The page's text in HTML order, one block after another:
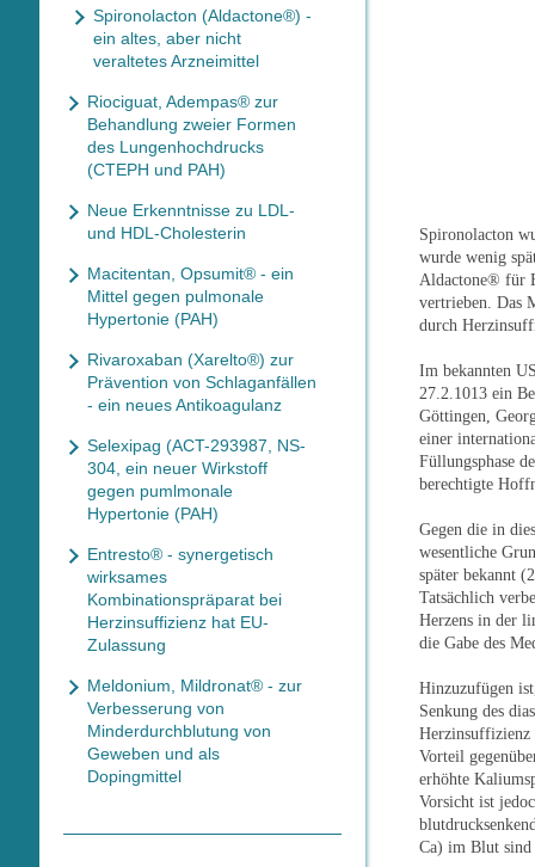
Spironolacton
wurde wenig
Aldactone® für
vertrieben. Das
durch
Im bekannten
27.2.1013 ein
Göttingen,
einer
Füllungsphase
berechtigte
Gegen die in
wesentliche
später bekannt
Tatsächlich
Herzens in der
die Gabe des
Hinzuzufügen
Senkung des
Herzinsuffizienz
Vorteil
erhöhte
Vorsicht ist
Ca) im Blut sind
Spironolacton (Aldactone®) -
ein altes, aber nicht
veraltetes Arzneimittel
Riociguat, Adempas® zur
Behandlung zweier Formen
des Lungenhochdrucks
(CTEPH und PAH)
Neue Erkenntnisse zu LDL-
und HDL-Cholesterin
Macitentan, Opsumit® - ein
Mittel gegen pulmonale
Hypertonie (PAH)
Rivaroxaban (Xarelto®) zur
Prävention von Schlaganfällen
- ein neues Antikoagulanz
Selexipag (ACT-293987, NS-
304, ein neuer Wirkstoff
gegen pumlmonale
Hypertonie (PAH)
Entresto® - synergetisch
wirksames
Kombinationspräparat bei
Herzinsuffizienz hat EU-
Zulassung
Meldonium, Mildronat® - zur
Verbesserung von
Minderdurchblutung von
Geweben und als
Dopingmittel